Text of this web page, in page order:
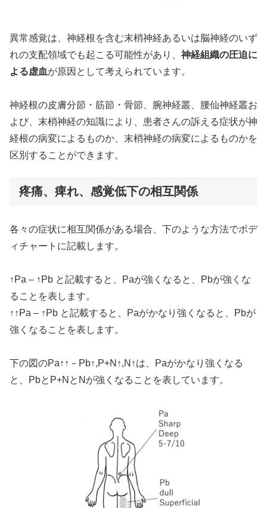
異常感覚は、神経根を含む末梢神経あるいは脳神経のいず
れの支配領域でも起こる可能性があり、 神経組織の圧迫に
よる虚血が原因として考えられています。
神経根の皮膚分節・筋節・骨節、腕神経叢、腰仙神経叢お
よび、末梢神経の知識により、患者さんの訴える症状が神
経根の病変によるものか、末梢神経の病変によるものかを
区別することができます。
疼痛、痺れ、感覚低下の相互関係
各々の症状に相互関係がある場合、下のような方法でボデ
ィチャートに記載します。
↑Pa – ↑Pb と記載すると、Paが強くなると、Pbが強くな
ることを表します。
↑↑Pa – ↑Pb と記載すると、Paがかなり強くなると、Pbが
強くなることを表します。
下の図のPa↑↑－Pb↑,P+N↑,N↑は、Paがかなり強くなる
と、PbとP+NとNが強くなることを表しています。